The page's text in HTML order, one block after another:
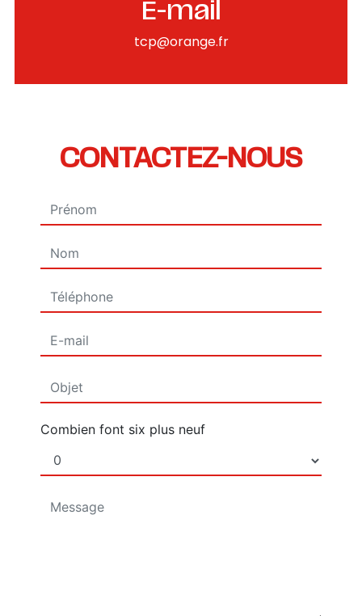
E-mail
tcp@orange.fr
CONTACTEZ-NOUS
Combien font six plus neuf